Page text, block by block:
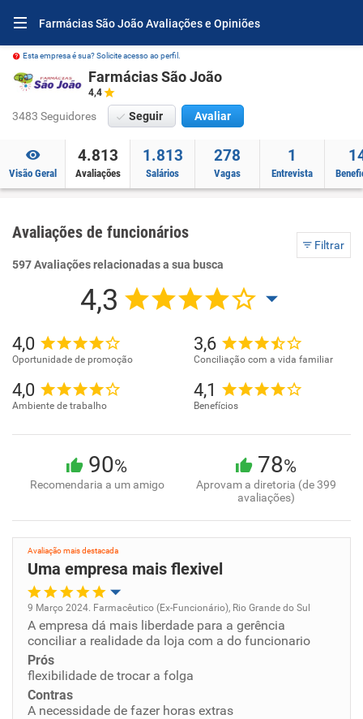
Farmácias São João Avaliações e Opiniões
Esta empresa é sua? Solicite acesso ao perfil.
Farmácias São João
4,4
3483 Seguidores Seguir Avaliar
Visão Geral
4.813
Avaliações
1.813
Salários
278
Vagas
1
Entrevista
Avaliações de funcionários
Filtrar
597 Avaliações relacionadas a sua busca
4,3
4,0
Oportunidade de promoção
3,6
Conciliação com a vida familiar
4,0
Ambiente de trabalho
4,1
Benefícios
90%
Recomendaria a um amigo
78%
Aprovam a diretoria (de 399
avaliações)
Avaliação mais destacada
Uma empresa mais flexivel
Oportunidade de promoção
Ambiente de trabalho
Conciliação com a vida familiar
9 Março 2024. Farmacêutico (Ex-Funcionário), Rio Grande do Sul
A empresa dá mais liberdade para a gerência
conciliar a realidade da loja com a do funcionario
Prós
flexibilidade de trocar a folga
Contras
A necessidade de fazer horas extras